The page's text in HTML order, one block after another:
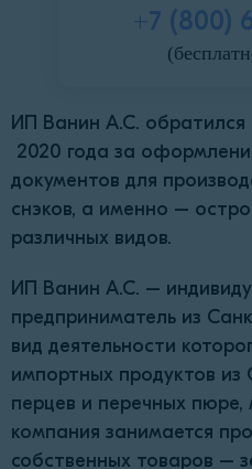
+7 (800)
ИП Ванин А.С.
2020 года за
документов для
снэков, а именно –
различных видов.
ИП Ванин А.С. –
предприниматель из
вид деятельности
импортных продуктов
перцев и перечных
компания занимается
собственных товаров –